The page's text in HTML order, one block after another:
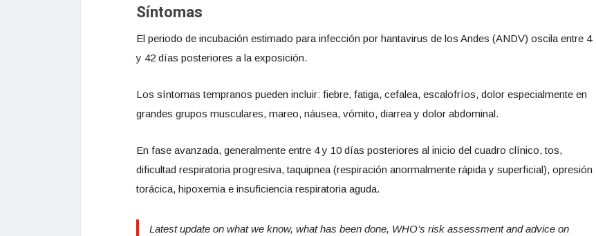
Síntomas
El periodo de incubación estimado para infección por hantavirus de los Andes (ANDV) oscila entre 4
y 42 días posteriores a la exposición.
Los síntomas tempranos pueden incluir: fiebre, fatiga, cefalea, escalofríos, dolor especialmente en
grandes grupos musculares, mareo, náusea, vómito, diarrea y dolor abdominal.
En fase avanzada, generalmente entre 4 y 10 días posteriores al inicio del cuadro clínico, tos,
dificultad respiratoria progresiva, taquipnea (respiración anormalmente rápida y superficial), opresión
torácica, hipoxemia e insuficiencia respiratoria aguda.
Latest update on what we know, what has been done, WHO’s risk assessment and advice on